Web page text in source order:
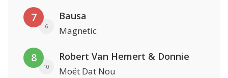
7
6
Bausa
Magnetic
8
10
Robert Van Hemert & Donnie
Moët Dat Nou